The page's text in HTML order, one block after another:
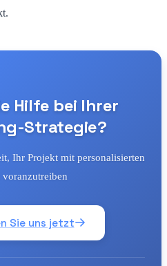
Hilfe bei Ihrer
Strategie?
Ihr Projekt mit personalisierten
voranzutreiben
Sie uns jetzt